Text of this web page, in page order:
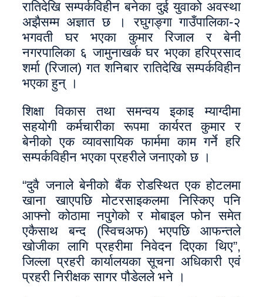
रातिदेखि सम्पर्कविहीन बनेका दुई युवाको अवस्था
अझैसम्म अज्ञात छ । रघुगङ्गा गाउँपालिका-२
भगवती घर भएका कुमार रिजाल र बेनी
नगरपालिका ६ जामुनाखर्क घर भएका हरिप्रसाद
शर्मा (रिजाल) गत शनिबार रातिदेखि सम्पर्कविहीन
भएका हुन् ।
शिक्षा विकास तथा समन्वय इकाइ म्याग्दीमा
सहयोगी कर्मचारीका रूपमा कार्यरत कुमार र
बेनीको एक व्यावसायिक फार्ममा काम गर्ने हरि
सम्पर्कविहीन भएका प्रहरीले जनाएको छ ।
“दुवै जनाले बेनीको बैंक रोडस्थित एक होटलमा
खाना खाएपछि मोटरसाइकलमा निस्किए पनि
आफ्नो कोठामा नपुगेको र मोबाइल फोन समेत
एकैसाथ बन्द (स्विचअफ) भएपछि आफन्तले
खोजीका लागि प्रहरीमा निवेदन दिएका थिए”,
जिल्ला प्रहरी कार्यालयका सूचना अधिकारी एवं
प्रहरी निरीक्षक सागर पौडेलले भने ।